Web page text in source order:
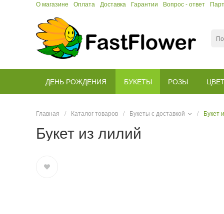
О магазине Оплата Доставка Гарантии Вопрос - ответ
ДЕНЬ РОЖДЕНИЯ БУКЕТЫ РОЗЫ
Главная / Каталог товаров / Букеты с доставкой / Букет
Букет из лилий